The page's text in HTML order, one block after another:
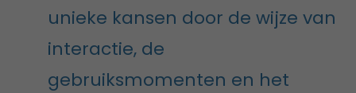
unieke kansen door de wijze van
interactie, de
gebruiksmomenten en het